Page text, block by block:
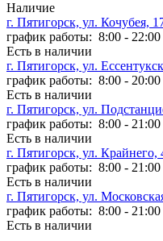
Наличие
г. Пятигорск, ул. Кочубея,
график работы: 8:00 - 22:00
Есть в наличии
г. Пятигорск, ул.
график работы: 8:00 - 20:00
Есть в наличии
г. Пятигорск, ул.
график работы: 8:00 - 21:00
Есть в наличии
г. Пятигорск, ул. Крайнего,
график работы: 8:00 - 21:00
Есть в наличии
г. Пятигорск, ул.
график работы: 8:00 - 21:00
Есть в наличии